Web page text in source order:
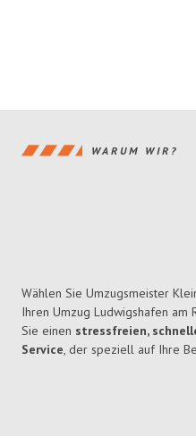
WARUM WIR?
Wählen Sie Umzugsmeister
Ihren Umzug Ludwigshafen am
Sie einen stressfreien,
Service, der speziell auf Ihre